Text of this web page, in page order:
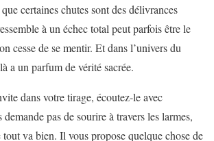
certaines chutes sont des délivrances
à un échec total peut parfois être le
cesse de se mentir. Et dans l’univers du
a un parfum de vérité sacrée.
dans votre tirage, écoutez-le avec
pas de sourire à travers les larmes,
va bien. Il vous propose quelque chose de